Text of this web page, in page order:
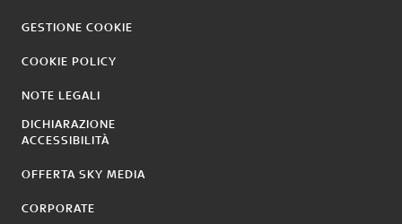
GESTIONE COOKIE
COOKIE POLICY
NOTE LEGALI
DICHIARAZIONE
ACCESSIBILITÀ
OFFERTA SKY MEDIA
CORPORATE